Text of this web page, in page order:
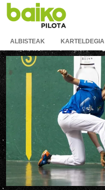
ALBISTEAK KARTELDEGIA